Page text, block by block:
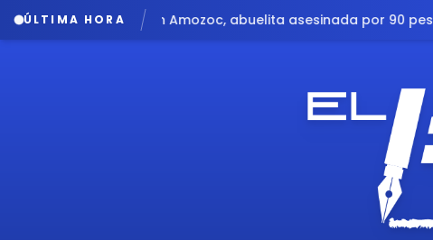
ÚLTIMA HORA
abuelita asesinada por 90 pesos Audio filtrado